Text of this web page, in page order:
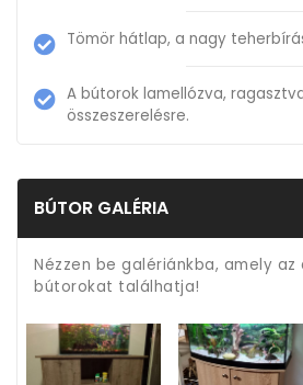
Tömör hátlap, a nagy
A bútorok lamellózva,
összeszerelésre.
BÚTOR GALÉRIA
Nézzen be galériánkba, amely
bútorokat találhatja!